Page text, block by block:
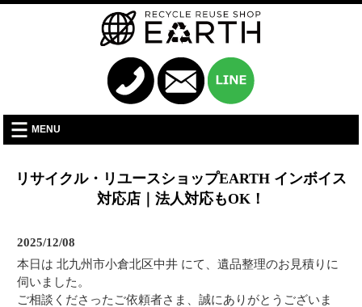
MENU
リサイクル・リユースショップEARTH インボイス
対応店｜法人対応もOK！
2025/12/08
本日は 北九州市小倉北区中井 にて、遺品整理のお見積りに
伺いました。
ご相談くださったご依頼者さま、誠にありがとうございま